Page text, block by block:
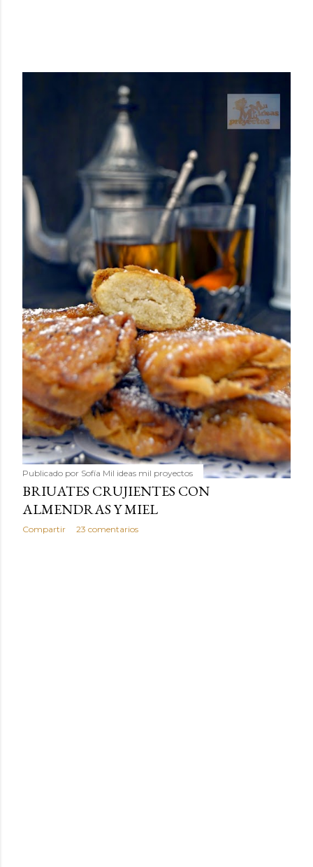
Publicado por Sofía Mil ideas mil proyectos
BRIUATES CRUJIENTES CON
ALMENDRAS Y MIEL
Compartir 23 comentarios